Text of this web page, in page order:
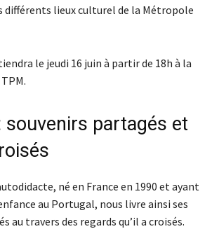
différents lieux culturel de la Métropole
le jeudi 16 juin à partir de 18h à la
souvenirs partagés et
né en France en 1990 et ayant
au Portugal, nous livre ainsi ses
au travers des regards qu’il a croisés.